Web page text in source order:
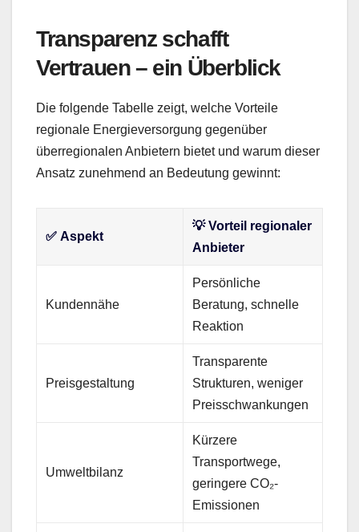
Transparenz schafft
Vertrauen – ein Überblick
Die folgende Tabelle zeigt, welche Vorteile
regionale Energieversorgung gegenüber
überregionalen Anbietern bietet und warum dieser
Ansatz zunehmend an Bedeutung gewinnt:
✅Aspekt
💡Vorteil regionaler
Anbieter
Kundennähe
Persönliche
Beratung, schnelle
Reaktion
Preisgestaltung
Transparente
Strukturen, weniger
Preisschwankungen
Umweltbilanz
Kürzere
Transportwege,
geringere CO₂-
Emissionen